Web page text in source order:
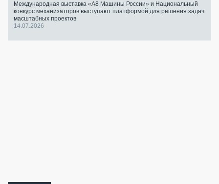
Международная выставка «А8 Машины России» и Национальный
конкурс механизаторов выступают платформой для решения задач
масштабных проектов
14.07.2026